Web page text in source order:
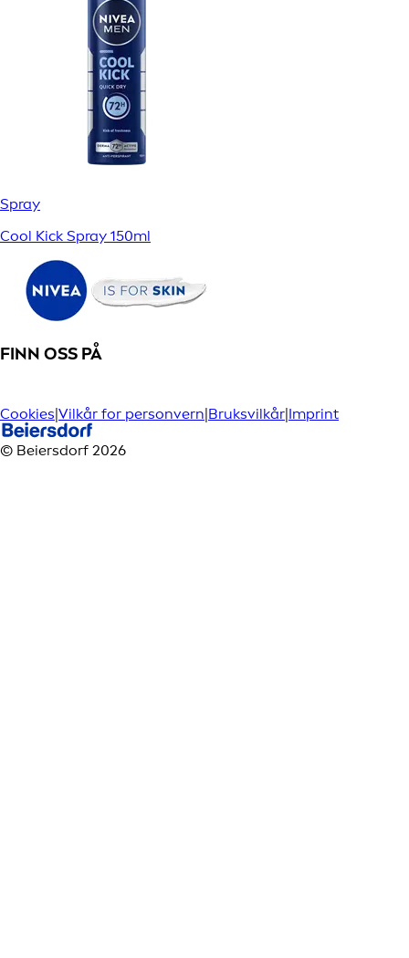
Spray
Cool Kick Spray 150ml
FINN OSS PÅ
Cookies|Vilkår for personvern|Bruksvilkår|Imprint
© Beiersdorf 2026